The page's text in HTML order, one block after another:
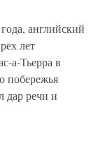
английский
лет
а-Тьерра в
побережья
дар речи и